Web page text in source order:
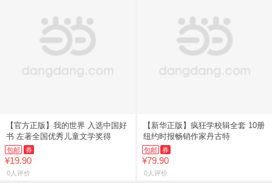
【官方正版】我的世界 入选中国好
书 左著全国优秀儿童文学奖得
包邮 券
¥19.90
0人评价
【新华正版】疯狂学校辑全套 10册
纽约时报畅销作家丹古特
包邮 券
¥79.90
0人评价